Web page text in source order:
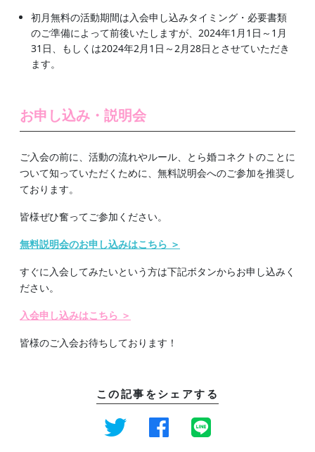
初月無料の活動期間は入会申し込みタイミング・必要書類
のご準備によって前後いたしますが、2024年1月1日～1月
31日、もしくは2024年2月1日～2月28日とさせていただき
ます。
お申し込み・説明会
ご入会の前に、活動の流れやルール、とら婚コネクトのことに
ついて知っていただくために、無料説明会へのご参加を推奨し
ております。
皆様ぜひ奮ってご参加ください。
無料説明会のお申し込みはこちら ＞
すぐに入会してみたいという方は下記ボタンからお申し込みく
ださい。
入会申し込みはこちら ＞
皆様のご入会お待ちしております！
この記事をシェアする